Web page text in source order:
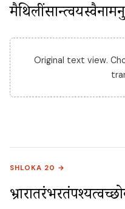
Original text view.
SHLOKA 20 →